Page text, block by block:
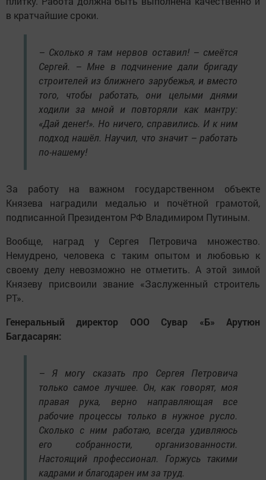
в кратчайшие сроки.
– Сколько я там нервов оставил! – смеётся
Сергей. – Мне в подчинение дали бригаду
строителей из ближнего зарубежья, и вместо
того, чтобы работать, они целыми днями
ходили за мной и повторяли как мантру:
«Дай денег!». Но ничего, справились. И к ним
подход нашёл. Научил, что значит – работать
по-нашему!
За работу на важном государственном объекте
Князева наградили медалью и почётной грамотой,
подписанной Президентом РФ Владимиром Путиным.
Вообще, наград у Сергея Петровича множество.
Немудрено, человека с таким опытом и любовью к
своему делу невозможно не отметить. А этой зимой
Князеву присвоили звание «Заслуженный строитель
РТ».
Генеральный директор ООО Сувар «Б» Арутюн
Багдасарян:
– Я могу сказать про Сергея Петровича
только самое лучшее. Он, как говорят, моя
правая рука, верно направляющая все
рабочие процессы только в нужное русло.
Сколько с ним работаю, всегда удивляюсь
его собранности, организованности.
Настоящий профессионал. Горжусь такими
кадрами и благодарен им за труд.